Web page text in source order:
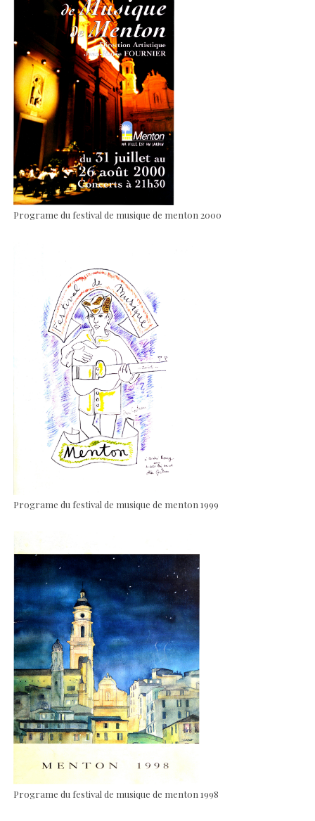
Programe du festival de musique de menton 2000
Programe du festival de musique de menton 1999
Programe du festival de musique de menton 1998